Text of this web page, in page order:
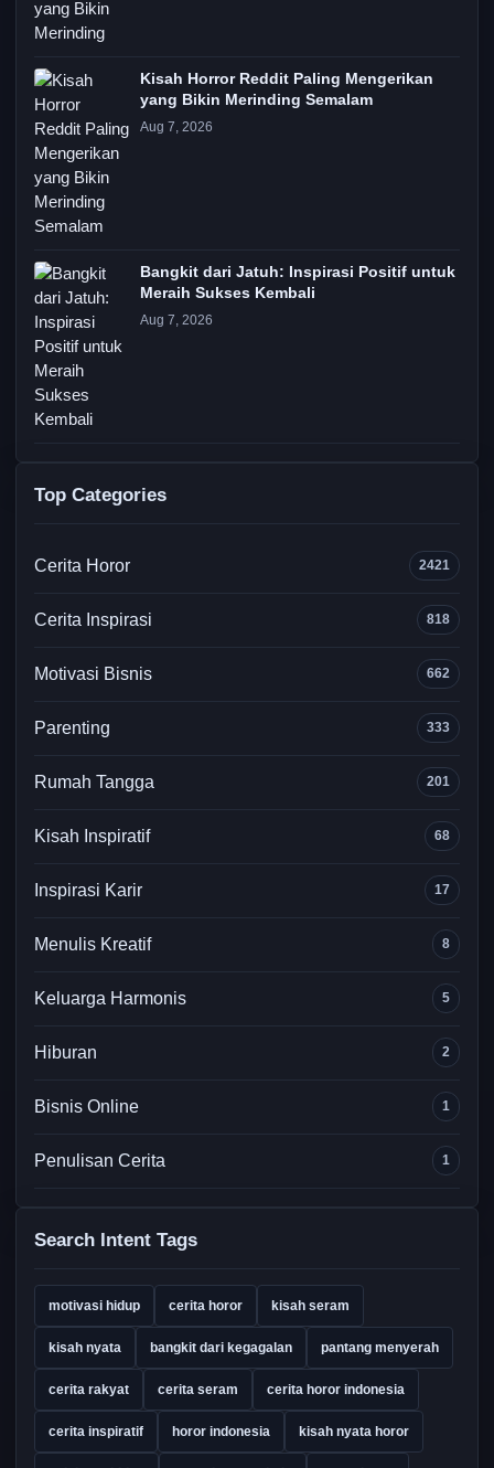
Kisah Horror Reddit Paling Mengerikan
yang Bikin Merinding Semalam
Aug 7, 2026
Bangkit dari Jatuh: Inspirasi Positif untuk
Meraih Sukses Kembali
Aug 7, 2026
Top Categories
Cerita Horor 2421
Cerita Inspirasi 818
Motivasi Bisnis 662
Parenting 333
Rumah Tangga 201
Kisah Inspiratif 68
Inspirasi Karir 17
Menulis Kreatif 8
Keluarga Harmonis 5
Hiburan 2
Bisnis Online 1
Penulisan Cerita 1
Search Intent Tags
motivasi hidup cerita horor kisah seram
kisah nyata bangkit dari kegagalan pantang menyerah
cerita rakyat cerita seram cerita horor indonesia
cerita inspiratif horor indonesia kisah nyata horor